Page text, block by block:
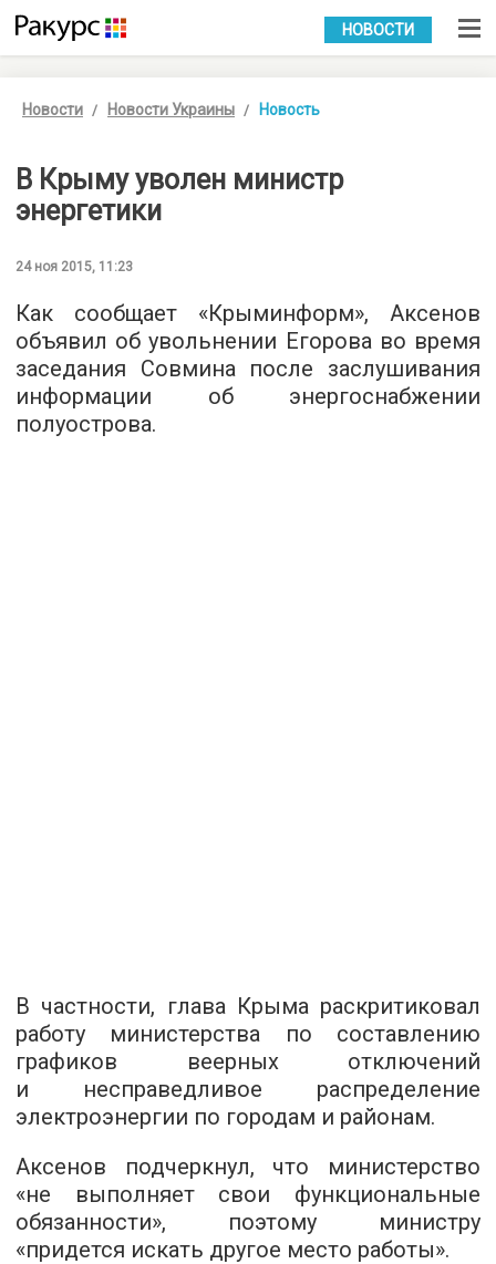
УКР РУС
НОВОСТИ
Новости Новости Украины Новость
В Крыму уволен министр
энергетики
24 ноя 2015, 11:23
Как сообщает «Крыминформ», Аксенов
объявил об увольнении Егорова во время
заседания Совмина после заслушивания
информации об энергоснабжении
полуострова.
В частности, глава Крыма раскритиковал
работу министерства по составлению
графиков веерных отключений
и несправедливое распределение
электроэнергии по городам и районам.
Аксенов подчеркнул, что министерство
«не выполняет свои функциональные
обязанности», поэтому министру
«придется искать другое место работы».